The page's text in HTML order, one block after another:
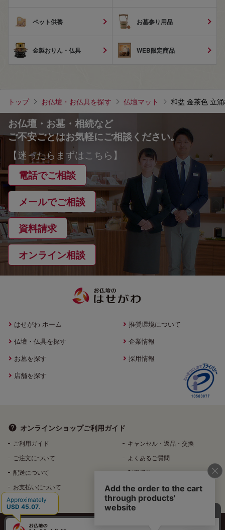
ペット供養 お墓参り用品
金製おりん・仏具 WEB限定商品
トップ お仏壇・お仏具を探す 仏壇マット 和盆 金茶色 立
お仏壇・お墓・相続など
ご不安ごとはお気軽にご相談ください。
【迷ったらまずはこちら】
電話でご相談
メールでご相談
資料請求
オンライン相談
はせがわ ホーム
仏壇・仏具を探す
お墓を探す
店舗を探す
推奨環境について
企業情報
採用情報
オンラインショップご利用ガイド
ご利用ガイド
ご注文について
配送について
お支払いについて
キャンセル・返品・交換
よくあるご質問
利用規約
特定商取引法に基づく表記